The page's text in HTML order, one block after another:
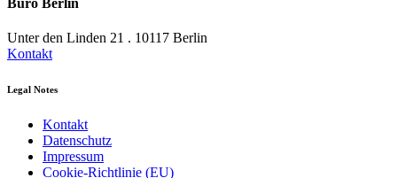
Unter den Linden 21 . 10117 Berlin
Kontakt
Legal Notes
Kontakt
Datenschutz
Impressum
Cookie-Richtlinie (EU)